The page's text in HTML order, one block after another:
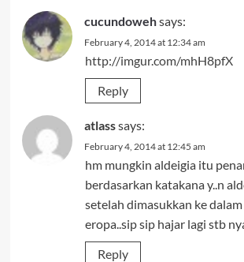
cucundowehsays:
February 4, 2014 at 12:34 am
http://imgur.com/mhH8pfX
Reply
atlasssays:
February 4, 2014 at 12:45 am
hm mungkin aldeigia itu
berdasarkan katakana y..n
setelah dimasukkan ke
eropa..sip sip hajar lagi stb
Reply